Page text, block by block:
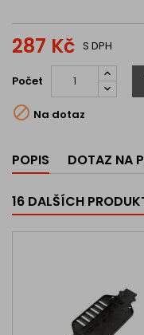
287 Kč S DPH
Počet
 Na dotaz
POPIS DOTAZ NA
16 DALŠÍCH